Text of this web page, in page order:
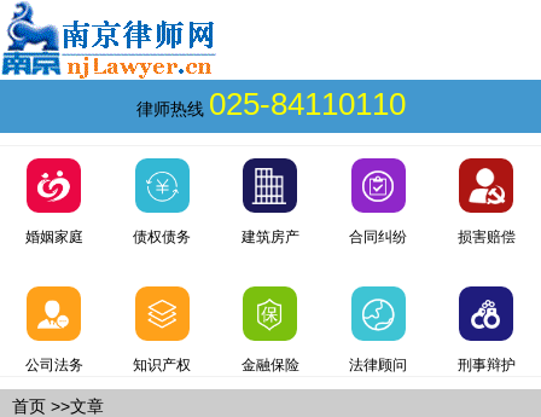
律师热线 025-84110110
婚姻家庭 债权债务 建筑房产 合同纠纷 损害赔偿
公司法务 知识产权 金融保险 法律顾问 刑事辩护
首页 >>文章